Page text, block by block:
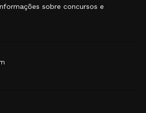
sobre concursos e